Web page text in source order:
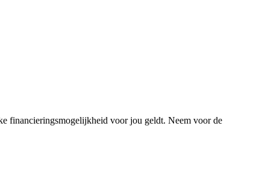
financieringsmogelijkheid voor jou geldt. Neem voor de